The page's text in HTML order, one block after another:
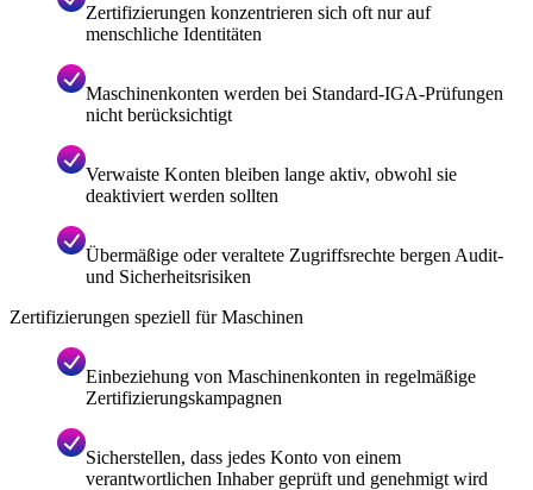
Zertifizierungen konzentrieren sich oft nur auf
menschliche Identitäten
Maschinenkonten werden bei Standard-IGA-Prüfungen
nicht berücksichtigt
Verwaiste Konten bleiben lange aktiv, obwohl sie
deaktiviert werden sollten
Übermäßige oder veraltete Zugriffsrechte bergen Audit-
und Sicherheitsrisiken
Zertifizierungen speziell für Maschinen
Einbeziehung von Maschinenkonten in regelmäßige
Zertifizierungskampagnen
Sicherstellen, dass jedes Konto von einem
verantwortlichen Inhaber geprüft und genehmigt wird